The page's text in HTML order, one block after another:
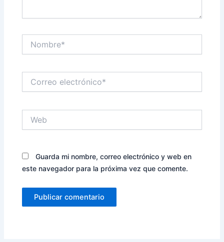
electrónico*
Guarda mi nombre, correo electrónico y web en
este navegador para la próxima vez que comente.